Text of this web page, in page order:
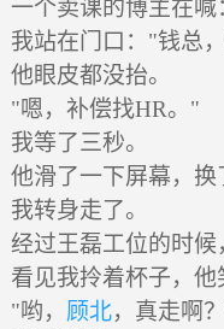
一个卖课的博主在
我站在门口："钱总
他眼皮都没抬。
"嗯，补偿找HR。"
我等了三秒。
他滑了一下屏幕，换
我转身走了。
经过王磊工位的时候
看见我拎着杯子，他
"哟， 顾北，真走啊